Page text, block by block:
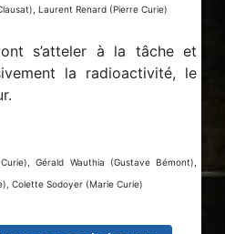
Laurent Renard (Pierre Curie)
s’atteler à la tâche et
la radioactivité, le
Gérald Wauthia (Gustave Bémont),
Colette Sodoyer (Marie Curie)